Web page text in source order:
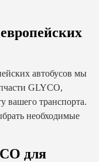
автобусов мы
GLYCO,
вашего транспорта.
необходимые
для